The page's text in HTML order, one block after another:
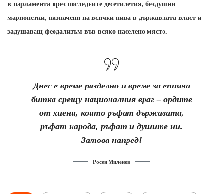
в парламента през последните десетилетия, бездушни
марионетки, назначени на всички нива в държавната власт и
задушаващ феодализъм във всяко населено място.
Днес е време разделно и време за епична
битка срещу националния враг – ордите
от хиени, които ръфат държавата,
ръфат народа, ръфат и душите ни.
Затова напред!
Росен Миленов